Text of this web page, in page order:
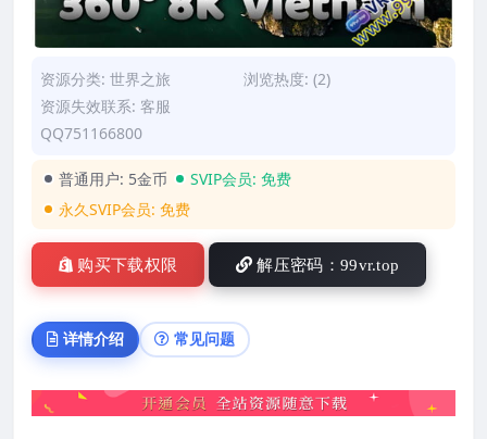
资源分类: 世界之旅
浏览热度: (2)
资源失效联系: 客服
QQ751166800
普通用户: 5金币 SVIP会员: 免费
永久SVIP会员: 免费
购买下载权限 解压密码：99vr.top
详情介绍 常见问题